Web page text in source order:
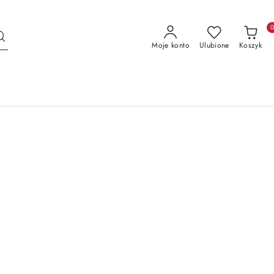
Moje konto Ulubione Koszyk
0